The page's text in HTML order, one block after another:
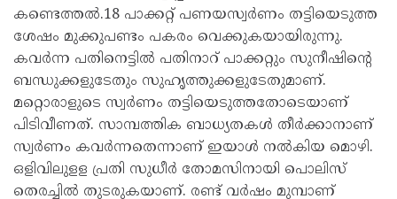
കവർന്ന പതിനെട്ടിൽ പതിനാറ് പാക്കറ്റും സുനീഷിന്‍റെ
ബന്ധുക്കളുടേതും സുഹൃത്തുക്കളുടേതുമാണ്.
മറ്റൊരാളുടെ സ്വർണം തട്ടിയെടുത്തതോടെയാണ്
പിടിവീണത്. സാമ്പത്തിക ബാധ്യതകൾ തീർക്കാനാണ്
സ്വർണം കവർന്നതെന്നാണ് ഇയാൾ നൽകിയ മൊഴി.
ഒളിവിലുളള പ്രതി സുധീർ തോമസിനായി പൊലിസ്
തെരച്ചിൽ തുടരുകയാണ്. രണ്ട് വർഷം മുമ്പാണ്
യുഡിഎഫിൽ നിന്ന് സിപിഎം ബാങ്ക് ഭരണം
പിടിച്ചെടുത്തത്. ഇതിനു ശേഷം പാർട്ടി ഭരണത്തിന്